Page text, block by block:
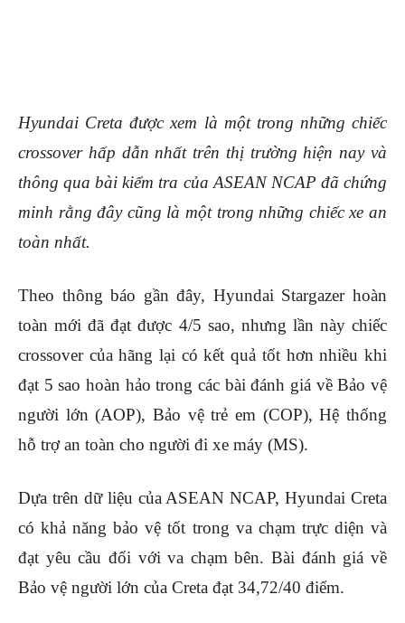
Hyundai Creta được xem là một trong những chiếc
crossover hấp dẫn nhất trên thị trường hiện nay và
thông qua bài kiểm tra của ASEAN NCAP đã chứng
minh rằng đây cũng là một trong những chiếc xe an
toàn nhất.
Theo thông báo gần đây, Hyundai Stargazer hoàn
toàn mới đã đạt được 4/5 sao, nhưng lần này chiếc
crossover của hãng lại có kết quả tốt hơn nhiều khi
đạt 5 sao hoàn hảo trong các bài đánh giá về Bảo vệ
người lớn (AOP), Bảo vệ trẻ em (COP), Hệ thống
hỗ trợ an toàn cho người đi xe máy (MS).
Dựa trên dữ liệu của ASEAN NCAP, Hyundai Creta
có khả năng bảo vệ tốt trong va chạm trực diện và
đạt yêu cầu đối với va chạm bên. Bài đánh giá về
Bảo vệ người lớn của Creta đạt 34,72/40 điểm.